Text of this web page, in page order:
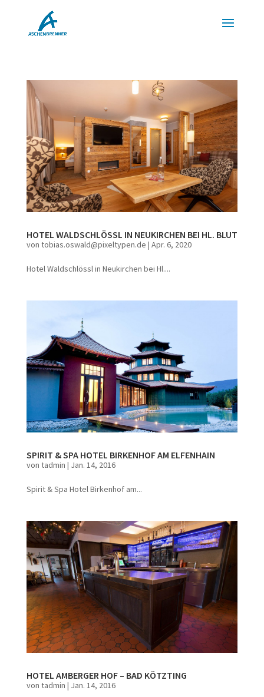
HOTEL WALDSCHLÖSSL IN NEUKIRCHEN BEI HL. BLUT
von tobias.oswald@pixeltypen.de | Apr. 6, 2020
Hotel Waldschlössl in Neukirchen bei Hl....
SPIRIT & SPA HOTEL BIRKENHOF AM ELFENHAIN
von tadmin | Jan. 14, 2016
Spirit & Spa Hotel Birkenhof am...
HOTEL AMBERGER HOF – BAD KÖTZTING
von tadmin | Jan. 14, 2016